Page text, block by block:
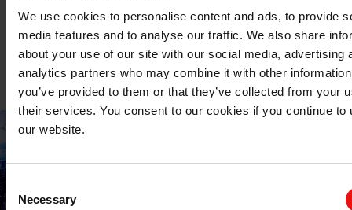
We use cookies to personalise content and ads, to provide
media features and to analyse our traffic. We also share
about your use of our site with our social media, advertising
analytics partners who may combine it with other
you’ve provided to them or that they’ve collected from your
their services. You consent to our cookies if you continue to
our website.
Selection
Necessary
长期以来，产品纯度一直是特种钢制造商优先考虑的问
题，因此对我们来说也同样重要。我们时刻准备迎接新的
挑战，并体现在埃肯的方方面面。从微调新配方到在硅铁
厂使用水力发电，我们始终以客户为中心，努力改进我们
的工作。